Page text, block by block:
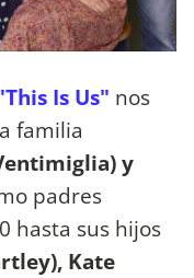
Is Us" nos
familia
y
padres
hasta sus hijos
Kate